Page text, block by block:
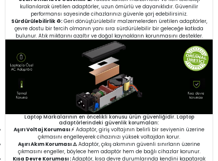
kullanılarak üretilen adaptörler, uzun ömürlü ve dayanıklıdır. Güvenilir
performansı sayesinde cihazlarınızı güvenle şarj edebilirsiniz.
Sürdürülebilirlik ♻️:Geri dönüştürülebilir malzemelerden üretilen adaptörler,
çevre dostu bir tercih olmanın yanı sıra sürdürülebilir bir geleceğe katkıda
bulunur. Atık miktarını azaltır ve doğal kaynakların korunmasını destekler.
Laptop Markalarının en öncelikli konusu ürün güvenliğidir. Laptop
adaptörlerindeki güvenlik korumaları:
Aşırı Voltaj Koruması ⚡ Adaptör, giriş voltajının belirli bir seviyenin üzerine
çıkmasını engelleyerek cihazınızı yüksek voltajdan korur.
Aşırı Akım Koruması ⚠️Adaptör, çıkış akımının güvenli sınırların üzerine
çıkmasını engeller, böylece hem adaptör hem de bağlı cihazlar korunur.
Kısa Devre Koruması :Adaptör, kısa devre durumlarında kendini kapatarak